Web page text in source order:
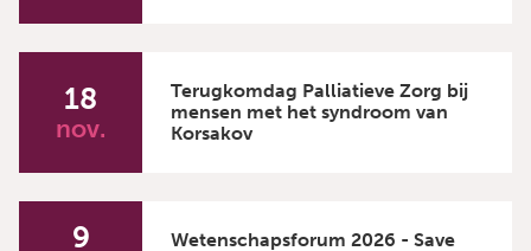
18
nov.
Terugkomdag Palliatieve Zorg bij
mensen met het syndroom van
Korsakov
9
Wetenschapsforum 2026 - Save